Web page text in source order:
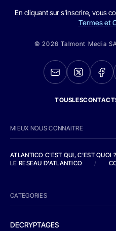
En cliquant sur s'inscrire, vous
Termes et
© 2026 Talmont Media
MIEUX NOUS CONNAITRE
ATLANTICO C'EST QUI, C'EST QUOI ?
LE RESEAU D'ATLANTICO
/
CATEGORIES
DECRYPTAGES